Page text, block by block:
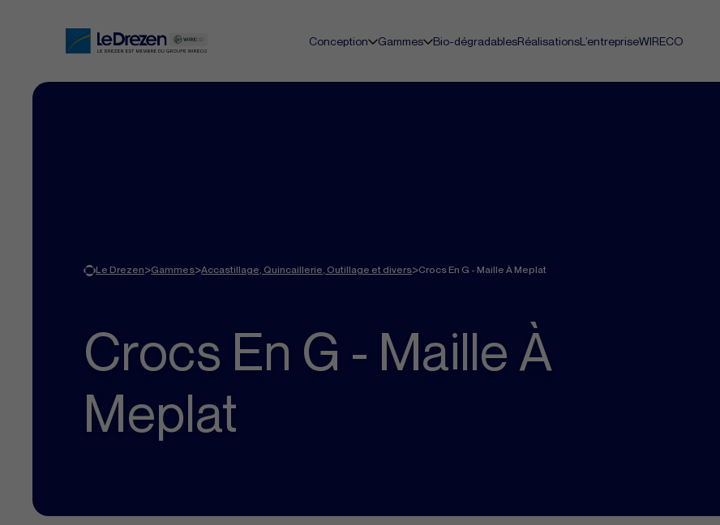
Conception Gammes Bio-dégradablesRéalisationsL’entrepriseWIRECO
Le Drezen>Gammes>Accastillage, Quincaillerie, Outillage et divers>Crocs En G - Maille À Meplat
Crocs En G - Maille À
Meplat